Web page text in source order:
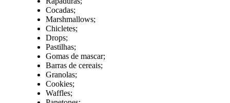
Cocadas;
Marshmallows;
Chicletes;
Drops;
Pastilhas;
Gomas de mascar;
Barras de cereais;
Granolas;
Cookies;
Waffles;